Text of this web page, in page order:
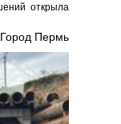
открыла
Город Пермь